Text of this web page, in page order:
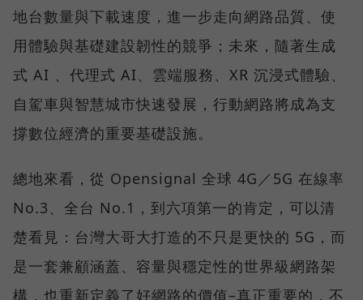
地台數量與下載速度，進一步走向網路品質、使
用體驗與基礎建設韌性的競爭；未來，隨著生成
式 AI 、代理式 AI、雲端服務、XR 沉浸式體驗、
自駕車與智慧城市快速發展，行動網路將成為支
撐數位經濟的重要基礎設施。
總地來看，從 Opensignal 全球 4G／5G 在線率
No.3、全台 No.1，到六項第一的肯定，可以清
楚看見：台灣大哥大打造的不只是更快的 5G，而
是一套兼顧涵蓋、容量與穩定性的世界級網路架
構，也重新定義了好網路的價值–真正重要的，不